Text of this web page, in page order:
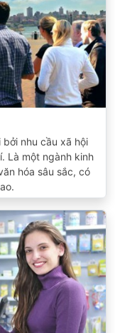
nhu cầu xã hội
Là một ngành kinh
hóa sâu sắc, có